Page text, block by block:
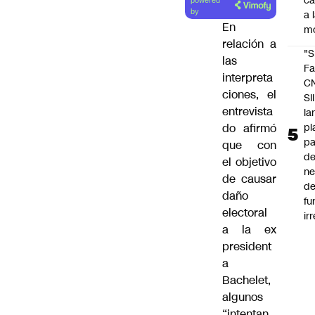
artículo
by
En
relación a
las
interpreta
ciones, el
entrevista
do afirmó
que con
el objetivo
de causar
daño
electoral
a la ex
president
a
Bachelet,
algunos
a
SII
de